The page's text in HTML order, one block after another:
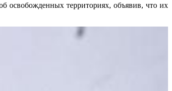
освобожденных территориях, объявив, что их